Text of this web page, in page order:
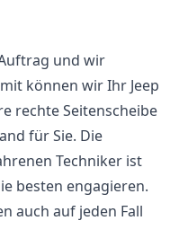
und wir
können wir Ihr Jeep
rechte Seitenscheibe
für Sie. Die
Techniker ist
besten engagieren.
auch auf jeden Fall